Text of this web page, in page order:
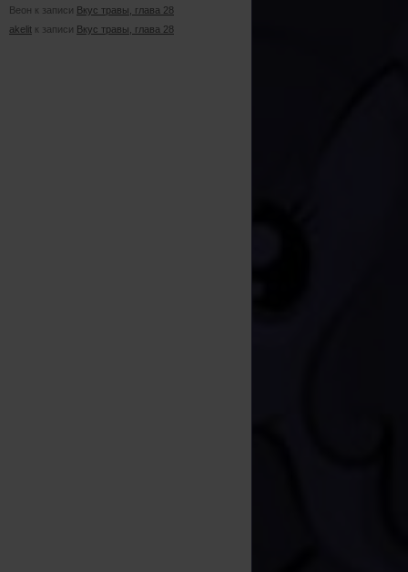
Веон к записи Вкус травы, глава 28
akelit к записи Вкус травы, глава 28